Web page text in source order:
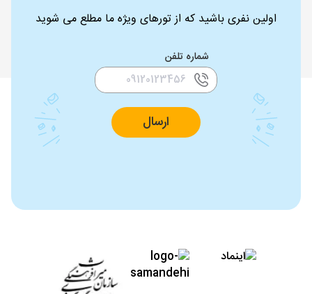
اولین نفری باشید که از تورهای ویژه ما مطلع می شوید
شماره تلفن
ارسال